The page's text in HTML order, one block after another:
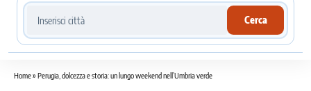
Cerca località meteo
Cerca
Home» Perugia,‌ dolcezza e storia: un lungo weekend nell’Umbria⁢ verde